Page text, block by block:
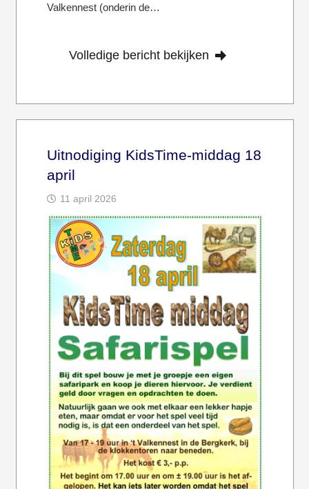
Valkennest (onderin de…
Volledige bericht bekijken
Uitnodiging KidsTime-middag 18
april
11 april 2026